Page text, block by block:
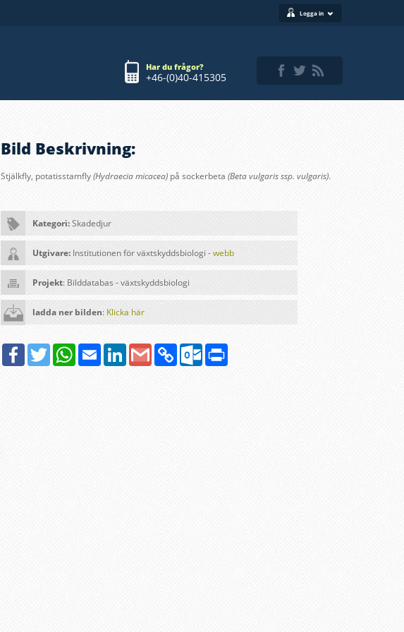
Logga in
Har du frågor?
+46-(0)40-415305
Bild Beskrivning:
Stjälkfly, potatisstamfly(Hydraecia micacea) på sockerbeta (Beta vulgaris ssp. vulgaris).
Kategori:Skadedjur
Utgivare: Institutionen för växtskyddsbiologi -webb
Projekt: Bilddatabas - växtskyddsbiologi
ladda ner bilden: Klicka här
FacebookTwitter WhatsAppEmail LinkedInGoogle
Gmail
Copy
Link
Outlook.com